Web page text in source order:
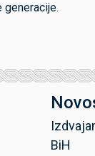
BiH